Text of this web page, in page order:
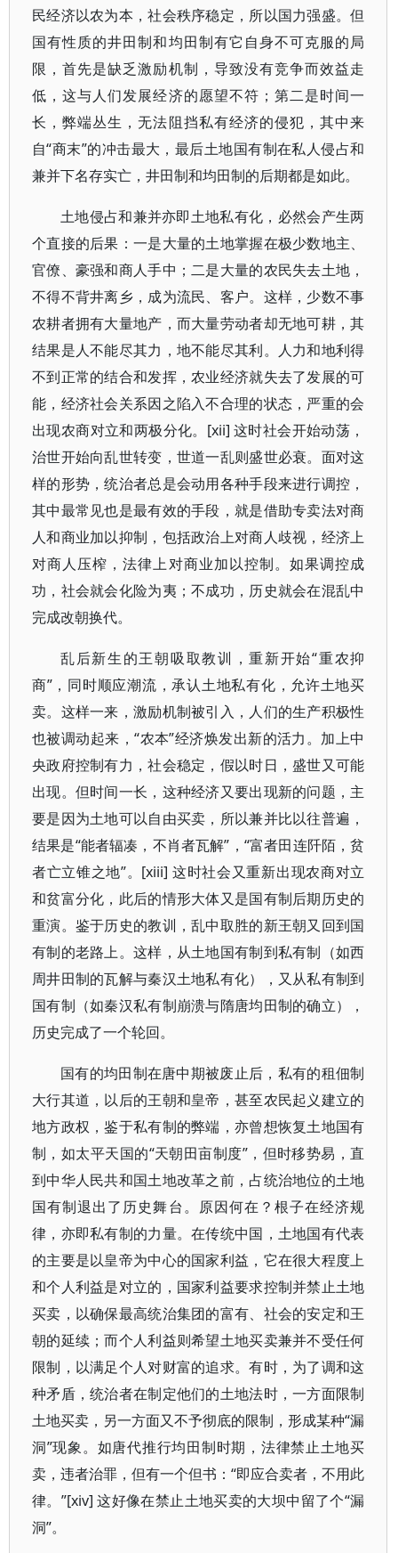
民经济以农为本，社会秩序稳定，所以国力强盛。但
国有性质的井田制和均田制有它自身不可克服的局
限，首先是缺乏激励机制，导致没有竞争而效益走
低，这与人们发展经济的愿望不符；第二是时间一
长，弊端丛生，无法阻挡私有经济的侵犯，其中来
自“商末”的冲击最大，最后土地国有制在私人侵占和
兼并下名存实亡，井田制和均田制的后期都是如此。
土地侵占和兼并亦即土地私有化，必然会产生两
个直接的后果：一是大量的土地掌握在极少数地主、
官僚、豪强和商人手中；二是大量的农民失去土地，
不得不背井离乡，成为流民、客户。这样，少数不事
农耕者拥有大量地产，而大量劳动者却无地可耕，其
结果是人不能尽其力，地不能尽其利。人力和地利得
不到正常的结合和发挥，农业经济就失去了发展的可
能，经济社会关系因之陷入不合理的状态，严重的会
出现农商对立和两极分化。[xii] 这时社会开始动荡，
治世开始向乱世转变，世道一乱则盛世必衰。面对这
样的形势，统治者总是会动用各种手段来进行调控，
其中最常见也是最有效的手段，就是借助专卖法对商
人和商业加以抑制，包括政治上对商人歧视，经济上
对商人压榨，法律上对商业加以控制。如果调控成
功，社会就会化险为夷；不成功，历史就会在混乱中
完成改朝换代。
乱后新生的王朝吸取教训，重新开始“重农抑
商”，同时顺应潮流，承认土地私有化，允许土地买
卖。这样一来，激励机制被引入，人们的生产积极性
也被调动起来，“农本”经济焕发出新的活力。加上中
央政府控制有力，社会稳定，假以时日，盛世又可能
出现。但时间一长，这种经济又要出现新的问题，主
要是因为土地可以自由买卖，所以兼并比以往普遍，
结果是“能者辐凑，不肖者瓦解”，“富者田连阡陌，贫
者亡立锥之地”。[xiii] 这时社会又重新出现农商对立
和贫富分化，此后的情形大体又是国有制后期历史的
重演。鉴于历史的教训，乱中取胜的新王朝又回到国
有制的老路上。这样，从土地国有制到私有制（如西
周井田制的瓦解与秦汉土地私有化），又从私有制到
国有制（如秦汉私有制崩溃与隋唐均田制的确立），
历史完成了一个轮回。
国有的均田制在唐中期被废止后，私有的租佃制
大行其道，以后的王朝和皇帝，甚至农民起义建立的
地方政权，鉴于私有制的弊端，亦曾想恢复土地国有
制，如太平天国的“天朝田亩制度”，但时移势易，直
到中华人民共和国土地改革之前，占统治地位的土地
国有制退出了历史舞台。原因何在？根子在经济规
律，亦即私有制的力量。在传统中国，土地国有代表
的主要是以皇帝为中心的国家利益，它在很大程度上
和个人利益是对立的，国家利益要求控制并禁止土地
买卖，以确保最高统治集团的富有、社会的安定和王
朝的延续；而个人利益则希望土地买卖兼并不受任何
限制，以满足个人对财富的追求。有时，为了调和这
种矛盾，统治者在制定他们的土地法时，一方面限制
土地买卖，另一方面又不予彻底的限制，形成某种“漏
洞”现象。如唐代推行均田制时期，法律禁止土地买
卖，违者治罪，但有一个但书：“即应合卖者，不用此
律。”[xiv] 这好像在禁止土地买卖的大坝中留了个“漏
洞”。